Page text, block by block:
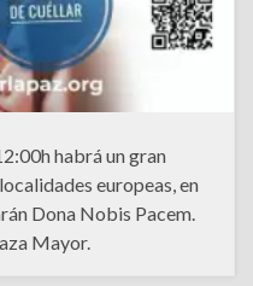
habrá un gran
europeas, en
Dona Nobis Pacem.
Mayor.